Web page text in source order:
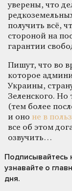
уверены, что
получить всё,
стороной на
гарантии
Пишут, что во
которое
Украины,
Зеленского.
(тем более
и оно не в
все об этом
озвучить…
Подписывайтесь
узнавайте о
дня.